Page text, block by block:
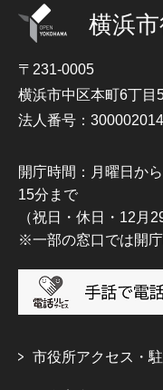
横浜
〒231-0005
横浜市中区本町6丁目
法人番号：
開庁時間：月曜日か
15分まで
（祝日・休日・12月
※一部の窓口では開
市役所アクセス・